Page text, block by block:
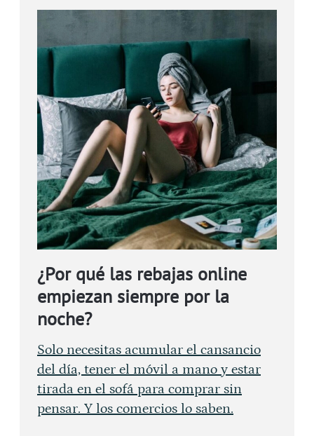
¿Por qué las rebajas online
empiezan siempre por la
noche?
Solo necesitas acumular el cansancio
del día, tener el móvil a mano y estar
tirada en el sofá para comprar sin
pensar. Y los comercios lo saben.